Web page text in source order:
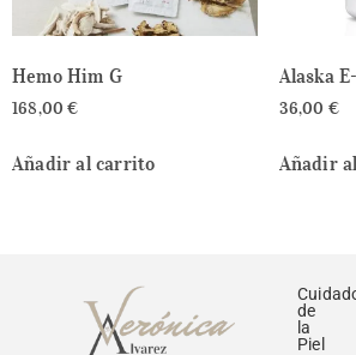
Hemo Him G
168,00€
Añadir al carrito
Alaska
36,00 €
Añadir
de
la
Piel